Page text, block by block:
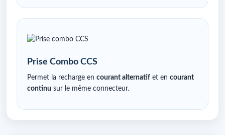
Prise Combo CCS
Permet la recharge en courant alternatif et en courant
continu sur le même connecteur.